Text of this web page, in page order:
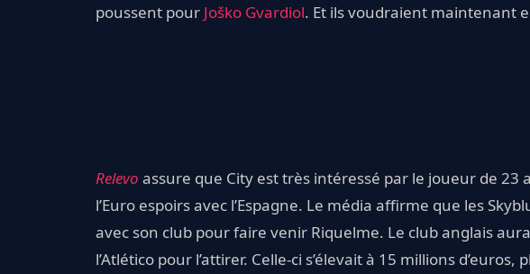
poussent pour Joško Gvardiol. Et ils voudraient maintenant
Relevo assure que City est très intéressé par le joueur de
l’Euro espoirs avec l’Espagne. Le média affirme que les
avec son club pour faire venir Riquelme. Le club anglais
l’Atlético pour l’attirer. Celle-ci s’élevait à 15 millions